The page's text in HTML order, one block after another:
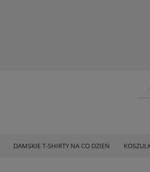
DAMSKIE T-SHIRTY NA CO DZIEŃ